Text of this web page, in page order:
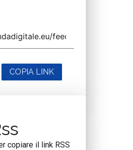
COPIA LINK
copiare il link RSS